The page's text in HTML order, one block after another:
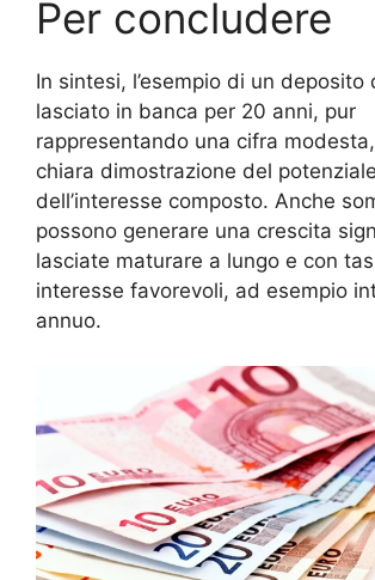
Per concludere
In sintesi, l’esempio di un deposito
lasciato in banca per 20 anni, pur
rappresentando una cifra
chiara dimostrazione del potenziale
dell’interesse composto. Anche
possono generare una crescita
lasciate maturare a lungo e con
interesse favorevoli, ad esempio
annuo.